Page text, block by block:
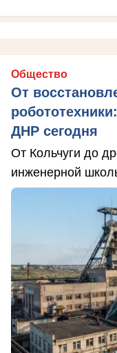
Общество
От
ДНР сегодня
От Кольчуги до
инженерной